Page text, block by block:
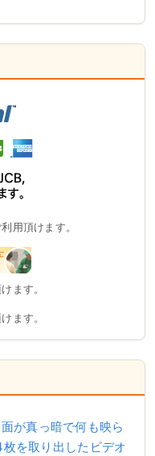
用頂けます。
ます。
ます。
が真っ暗で何も映ら
を取り出したビデオ